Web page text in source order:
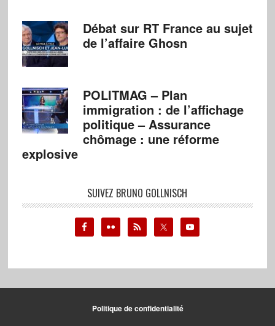
Débat sur RT France au sujet
de l’affaire Ghosn
POLITMAG – Plan
immigration : de l’affichage
politique – Assurance
chômage : une réforme
explosive
SUIVEZ BRUNO GOLLNISCH
Politique de confidentialité